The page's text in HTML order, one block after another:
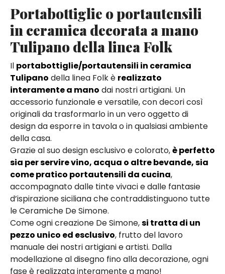
Portabottiglie o portautensili
in ceramica decorata a mano
Tulipano della linea Folk
Il portabottiglie/portautensili in ceramica
Tulipano della linea Folk è realizzato
interamente a mano dai nostri artigiani. Un
accessorio funzionale e versatile, con decori così
originali da trasformarlo in un vero oggetto di
design da esporre in tavola o in qualsiasi ambiente
della casa.
Grazie al suo design esclusivo e colorato,è perfetto
sia per servire vino, acqua o altre bevande, sia
come pratico portautensili da cucina,
accompagnato dalle tinte vivaci e dalle fantasie
d’ispirazione siciliana che contraddistinguono tutte
le Ceramiche De Simone.
Come ogni creazione De Simone,si tratta di un
pezzo unico ed esclusivo, frutto del lavoro
manuale dei nostri artigiani e artisti. Dalla
modellazione al disegno fino alla decorazione, ogni
fase è realizzata interamente a mano!